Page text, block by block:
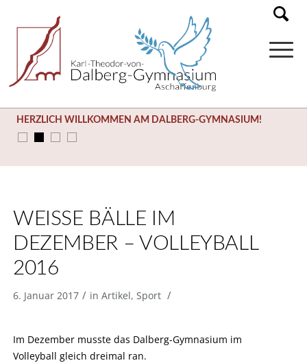
HERZLICH WILLKOMMEN AM DALBERG-GYMNASIUM!
SOMMERFERIEN (03.08. – 14.09.)
WEISSE BÄLLE IM D
EZEMBER – VOLLEYBALL 2
016
6. Januar 2017 / in Artikel, Sport /
Im Dezember musste das Dalberg-Gymnasium im
Volleyball gleich dreimal ran.